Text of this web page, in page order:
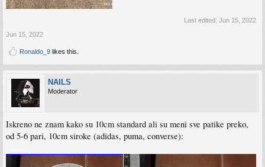
Last edited: Jun 15, 2022
Jun 15, 2022
Ronaldo_9 likes this.
NAILS
Moderator
Iskreno ne znam kako su 10cm standard ali su meni sve patike preko,
od 5-6 pari, 10cm siroke (adidas, puma, converse):